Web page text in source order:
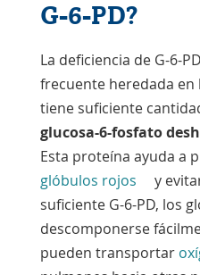
G-6-PD?
La deficiencia de G-6-
frecuente heredada en
tiene suficiente
glucosa-6-fosfato
Esta proteína ayuda a
glóbulos rojos
y
suficiente G-6-PD, los
descomponerse
pueden transportar